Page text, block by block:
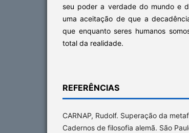
seu poder a verdade do mundo e
uma aceitação de que a
que enquanto seres humanos
total da realidade.
REFERÊNCIAS
CARNAP, Rudolf. Superação da
Cadernos de filosofia alemã. São